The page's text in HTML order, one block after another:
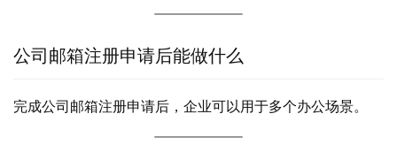
公司邮箱注册申请后能做什么
完成公司邮箱注册申请后，企业可以用于多个办公场景。